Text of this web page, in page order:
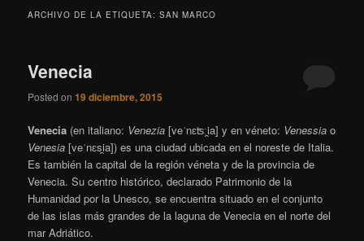
ARCHIVO DE LA ETIQUETA:SAN MARCO
Venecia
Posted on19 diciembre, 2015
Venecia (en italiano: Venezia [veˈnɛʦːi̯a] y en véneto: Venessia o
Venesia [veˈnɛsi̯a]) es una ciudad ubicada en el noreste de Italia.
Es también la capital de la región véneta y de la provincia de
Venecia. Su centro histórico, declarado Patrimonio de la
Humanidad por la Unesco, se encuentra situado en el conjunto
de las islas más grandes de la laguna de Venecia en el norte del
mar Adriático.